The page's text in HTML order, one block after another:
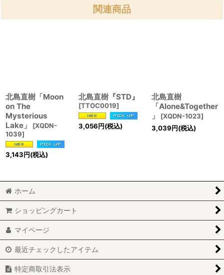
関連商品
北島直樹「Moon
on The
Mysterious
Lake」
[XQDN-
1039]
3,143円(税込)
北島直樹『STD』
[TTOC0019]
3,056円(税込)
北島直樹
「Alone&Together
」
[XQDN-1023]
3,039円(税込)
ホーム
ショッピングカート
マイページ
最近チェックしたアイテム
特定商取引法表示